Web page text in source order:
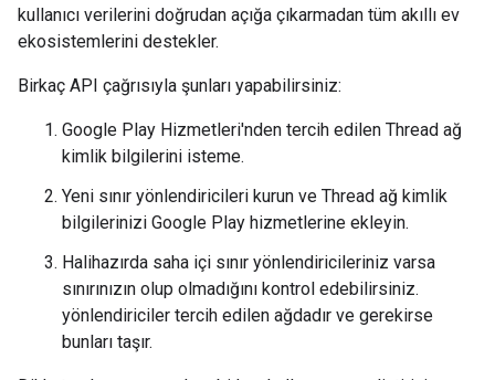
kullanıcı verilerini doğrudan açığa çıkarmadan tüm akıllı ev
ekosistemlerini destekler.
Birkaç API çağrısıyla şunları yapabilirsiniz:
Google Play Hizmetleri'nden tercih edilen Thread ağ
kimlik bilgilerini isteme.
Yeni sınır yönlendiricileri kurun ve Thread ağ kimlik
bilgilerinizi Google Play hizmetlerine ekleyin.
Halihazırda saha içi sınır yönlendiricileriniz varsa
sınırınızın olup olmadığını kontrol edebilirsiniz.
yönlendiriciler tercih edilen ağdadır ve gerekirse
bunları taşır.